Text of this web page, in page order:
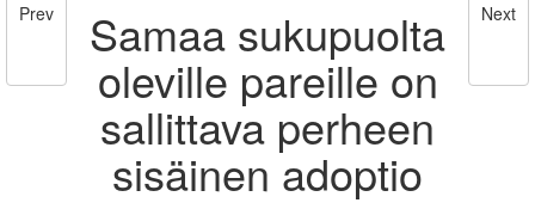
Prev Samaa sukupuolta
oleville pareille on
sallittava perheen
sisäinen adoptio
Next